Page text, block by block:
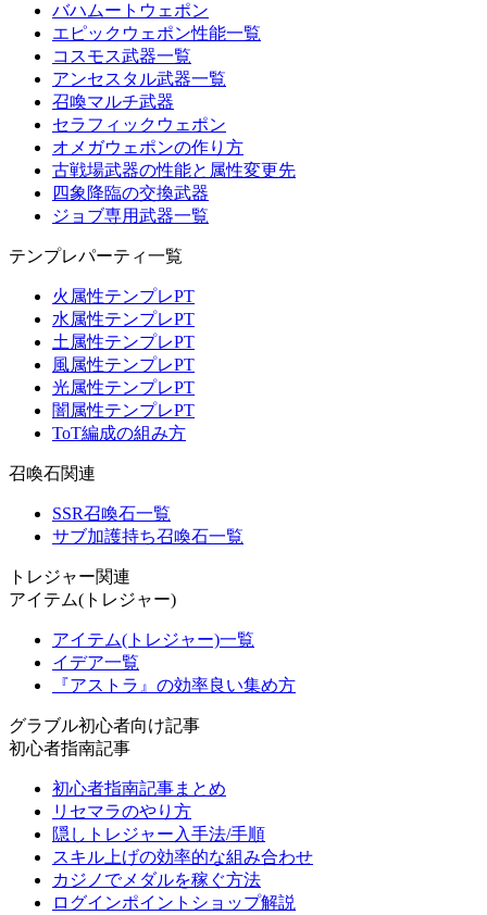
バハムートウェポン
エピックウェポン性能一覧
コスモス武器一覧
アンセスタル武器一覧
召喚マルチ武器
セラフィックウェポン
オメガウェポンの作り方
古戦場武器の性能と属性変更先
四象降臨の交換武器
ジョブ専用武器一覧
テンプレパーティ一覧
火属性テンプレPT
水属性テンプレPT
土属性テンプレPT
風属性テンプレPT
光属性テンプレPT
闇属性テンプレPT
ToT編成の組み方
召喚石関連
SSR召喚石一覧
サブ加護持ち召喚石一覧
トレジャー関連
アイテム(トレジャー)
アイテム(トレジャー)一覧
イデア一覧
『アストラ』の効率良い集め方
グラブル初心者向け記事
初心者指南記事
初心者指南記事まとめ
リセマラのやり方
隠しトレジャー入手法/手順
スキル上げの効率的な組み合わせ
カジノでメダルを稼ぐ方法
ログインポイントショップ解説